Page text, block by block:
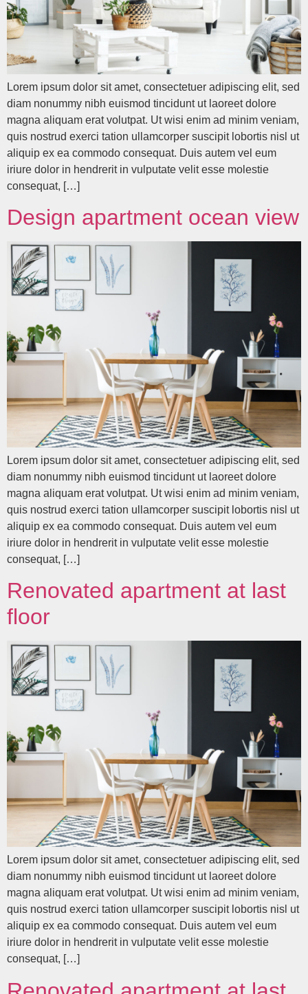
Lorem ipsum dolor sit amet, consectetuer adipiscing elit, sed
diam nonummy nibh euismod tincidunt ut laoreet dolore
magna aliquam erat volutpat. Ut wisi enim ad minim veniam,
quis nostrud exerci tation ullamcorper suscipit lobortis nisl ut
aliquip ex ea commodo consequat. Duis autem vel eum
iriure dolor in hendrerit in vulputate velit esse molestie
consequat, […]
Design apartment ocean view
Lorem ipsum dolor sit amet, consectetuer adipiscing elit, sed
diam nonummy nibh euismod tincidunt ut laoreet dolore
magna aliquam erat volutpat. Ut wisi enim ad minim veniam,
quis nostrud exerci tation ullamcorper suscipit lobortis nisl ut
aliquip ex ea commodo consequat. Duis autem vel eum
iriure dolor in hendrerit in vulputate velit esse molestie
consequat, […]
Renovated apartment at last
floor
Lorem ipsum dolor sit amet, consectetuer adipiscing elit, sed
diam nonummy nibh euismod tincidunt ut laoreet dolore
magna aliquam erat volutpat. Ut wisi enim ad minim veniam,
quis nostrud exerci tation ullamcorper suscipit lobortis nisl ut
aliquip ex ea commodo consequat. Duis autem vel eum
iriure dolor in hendrerit in vulputate velit esse molestie
consequat, […]